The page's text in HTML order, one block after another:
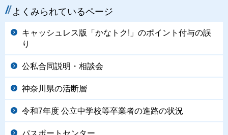
よくみられているページ
キャッシュレス版「かなトク!」のポイント付与の誤
り
公私合同説明・相談会
神奈川県の活断層
令和7年度 公立中学校等卒業者の進路の状況
パスポートセンター